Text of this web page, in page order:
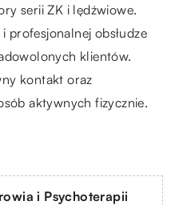
serii ZK i lędźwiowe.
profesjonalnej obsłudze
klientów.
kontakt oraz
aktywnych fizycznie.
i Psychoterapii